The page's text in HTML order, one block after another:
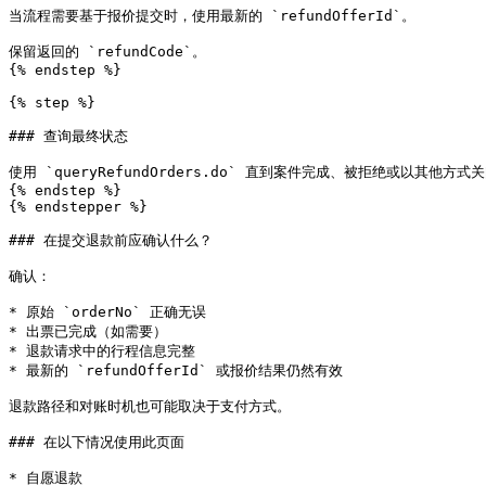
当流程需要基于报价提交时，使用最新的 `refundOfferId`。
保留返回的 `refundCode`。
{% endstep %}
{% step %}
### 查询最终状态
使用 `queryRefundOrders.do` 直到案件完成、被拒绝或以其他方式关
{% endstep %}
{% endstepper %}
### 在提交退款前应确认什么？
确认：
* 原始 `orderNo` 正确无误
* 出票已完成（如需要）
* 退款请求中的行程信息完整
* 最新的 `refundOfferId` 或报价结果仍然有效
退款路径和对账时机也可能取决于支付方式。
### 在以下情况使用此页面
* 自愿退款